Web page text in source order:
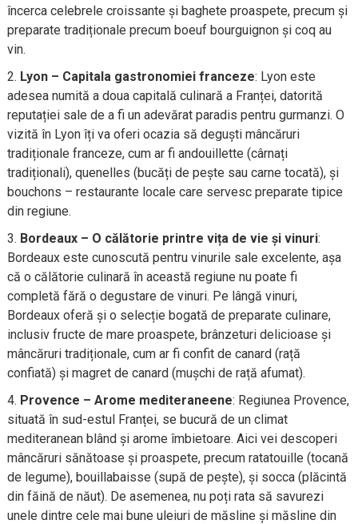
încerca celebrele croissante și baghete proaspete, precum și
preparate tradiționale precum boeuf bourguignon și coq au
vin.
Lyon – Capitala gastronomiei franceze: Lyon este
adesea numită a doua capitală culinară a Franței, datorită
reputației sale de a fi un adevărat paradis pentru gurmanzi. O
vizită în Lyon îți va oferi ocazia să deguști mâncăruri
tradiționale franceze, cum ar fi andouillette (cârnați
tradiționali), quenelles (bucăți de pește sau carne tocată), și
bouchons – restaurante locale care servesc preparate tipice
din regiune.
Bordeaux – O călătorie printre vița de vie și vinuri:
Bordeaux este cunoscută pentru vinurile sale excelente, așa
că o călătorie culinară în această regiune nu poate fi
completă fără o degustare de vinuri. Pe lângă vinuri,
Bordeaux oferă și o selecție bogată de preparate culinare,
inclusiv fructe de mare proaspete, brânzeturi delicioase și
mâncăruri tradiționale, cum ar fi confit de canard (rață
confiată) și magret de canard (mușchi de rață afumat).
Provence – Arome mediteraneene: Regiunea Provence,
situată în sud-estul Franței, se bucură de un climat
mediteranean blând și arome îmbietoare. Aici vei descoperi
mâncăruri sănătoase și proaspete, precum ratatouille (tocană
de legume), bouillabaisse (supă de pește), și socca (plăcintă
din făină de năut). De asemenea, nu poți rata să savurezi
unele dintre cele mai bune uleiuri de măsline și măsline din